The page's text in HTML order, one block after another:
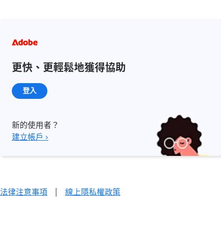
更快、更輕鬆地獲得協助
登入
新的使用者？
建立帳戶 ›
法律注意事項 | 線上隱私權政策